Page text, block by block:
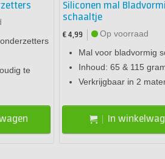
te
Siliconen mal
schaaltje
€ 4,99
Op voorraad
Mal voor bladvormig
Inhoud: 65 & 115
Verkrijgbaar in 2
In